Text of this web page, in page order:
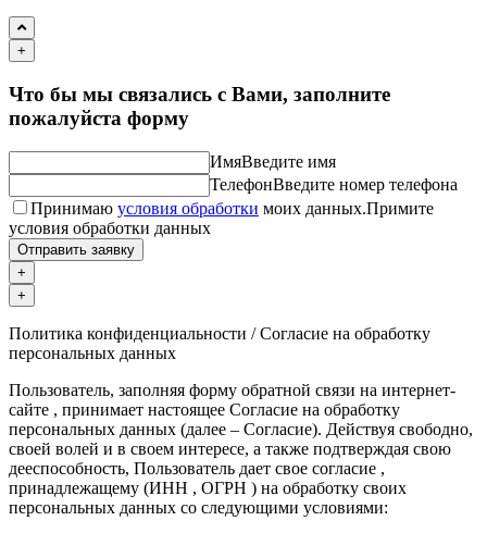
+
Что бы мы связались с Вами, заполните
пожалуйста форму
ИмяВведите имя
ТелефонВведите номер телефона
Принимаю условия обработки моих данных.Примите
условия обработки данных
Отправить заявку
+
+
Политика конфиденциальности / Согласие на обработку
персональных данных
Пользователь, заполняя форму обратной связи на интернет-
сайте , принимает настоящее Согласие на обработку
персональных данных (далее – Согласие). Действуя свободно,
своей волей и в своем интересе, а также подтверждая свою
дееспособность, Пользователь дает свое согласие ,
принадлежащему (ИНН , ОГРН ) на обработку своих
персональных данных со следующими условиями: